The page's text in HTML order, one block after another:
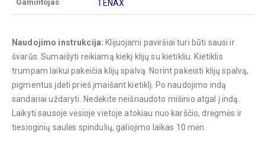
Gamintojas TENAX
Naudojimo instrukcija: Klijuojami paviršiai turi būti sausi ir
švarūs. Sumaišyti reikiamą kiekį klijų su kietikliu. Kietiklis
trumpam laikui pakeičia klijų spalvą. Norint pakeisti klijų spalvą,
pigmentus įdėti prieš įmaišant kietiklį. Po naudojimo indą
sandariai uždaryti. Nedėkite neišnaudoto mišinio atgal į indą.
Laikyti sausoje vėsioje vietoje atokiau nuo karščio, drėgmės ir
tiesioginių saulės spindulių, galiojimo laikas 10 mėn.